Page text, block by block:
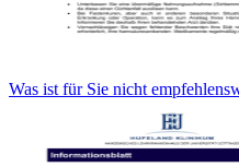
Was ist für Sie nicht